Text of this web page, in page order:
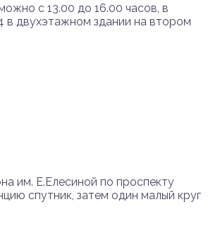
с 13.00 до 16.00 часов, в
в двухэтажном здании на втором
им. Е.Елесиной по проспекту
спутник, затем один малый круг